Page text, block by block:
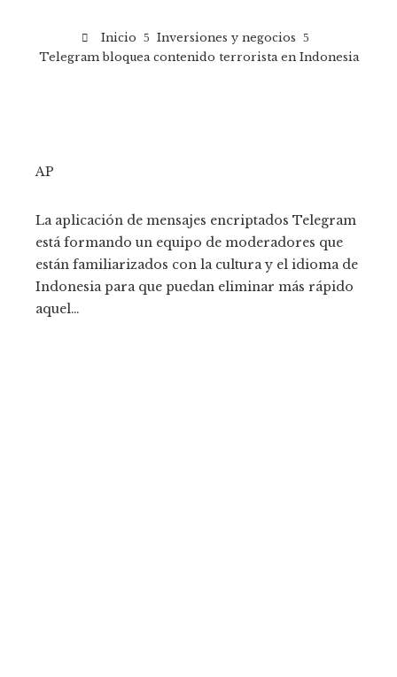
Inicio
Inversiones y negocios
Telegram bloquea contenido terrorista en Indonesia
AP
La aplicación de mensajes encriptados Telegram
está formando un equipo de moderadores que
están familiarizados con la cultura y el idioma de
Indonesia para que puedan eliminar más rápido
aquel…